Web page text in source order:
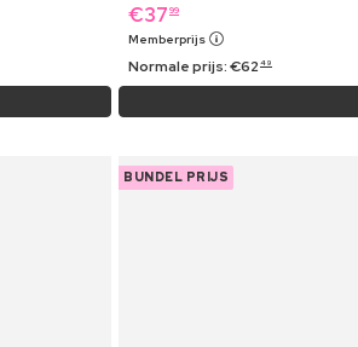
€37 99
Memberprijs
Normale prijs:€62 49
BUNDEL PRIJS